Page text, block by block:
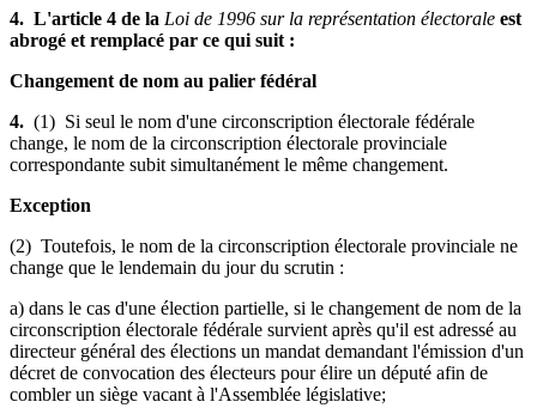
4. L'article 4 de la Loi de 1996 sur la représentation électorale est
abrogé et remplacé par ce qui suit :
Changement de nom au palier fédéral
4. (1) Si seul le nom d'une circonscription électorale fédérale
change, le nom de la circonscription électorale provinciale
correspondante subit simultanément le même changement.
Exception
(2) Toutefois, le nom de la circonscription électorale provinciale ne
change que le lendemain du jour du scrutin :
a) dans le cas d'une élection partielle, si le changement de nom de la
circonscription électorale fédérale survient après qu'il est adressé au
directeur général des élections un mandat demandant l'émission d'un
décret de convocation des électeurs pour élire un député afin de
combler un siège vacant à l'Assemblée législative;